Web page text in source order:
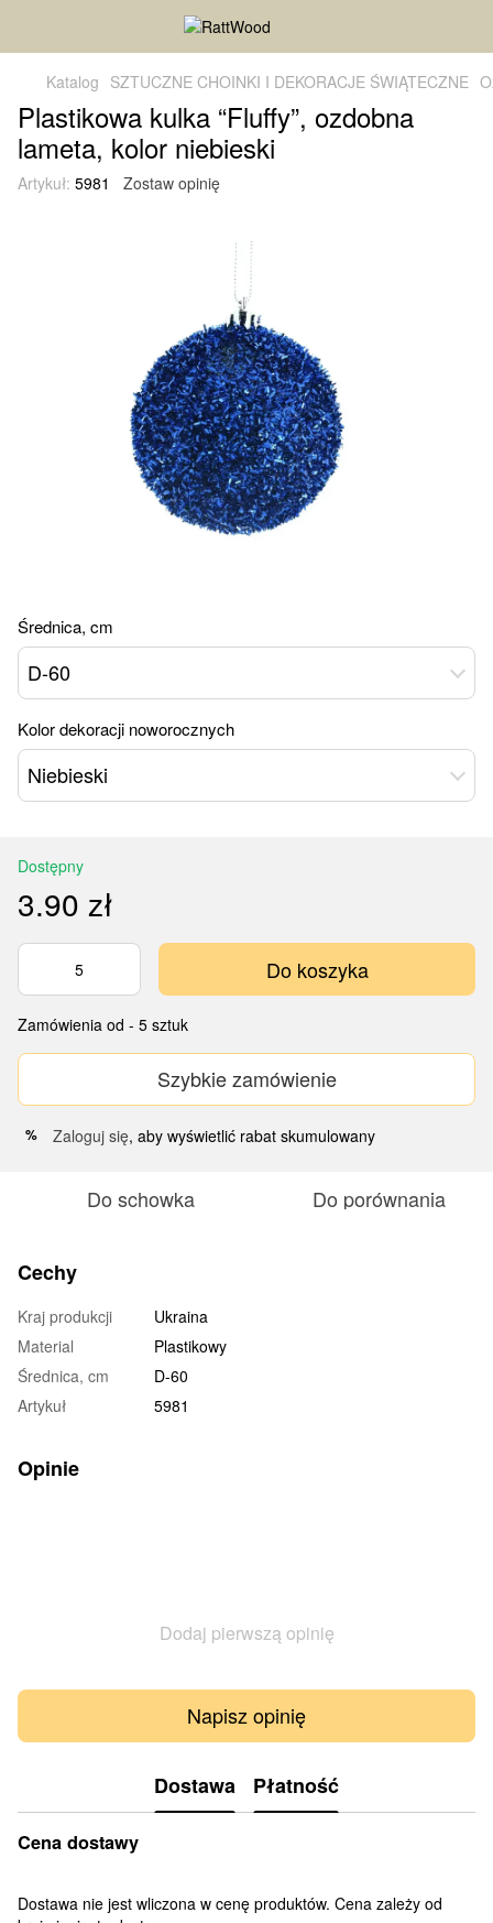
Katalog SZTUCZNE CHOINKI I DEKORACJE ŚWIĄTECZNE
Plastikowa kulka “Fluffy”, ozdobna
lameta, kolor niebieski
Artykuł: 5981 Zostaw opinię
Średnica, cm
D-60
Kolor dekoracji noworocznych
Niebieski
Dostępny
3.90 zł
Do koszyka
Zamówienia od - 5 sztuk
Szybkie zamówienie
% Zaloguj się, aby wyświetlić rabat skumulowany
Do schowka Do porównania
Cechy
Kraj produkcji
Ukraina
Material
Plastikowy
Średnica, cm
D-60
Artykuł
5981
Opinie
Dodaj pierwszą opinię
Napisz opinię
Dostawa Płatność
Cena dostawy
Dostawa nie jest wliczona w cenę produktów. Cena zależy od